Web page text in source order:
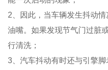
2、因此，当车辆发生抖动
油嘴。如果发现节气门过脏
行清洗；
3、汽车抖动有时还与引擎